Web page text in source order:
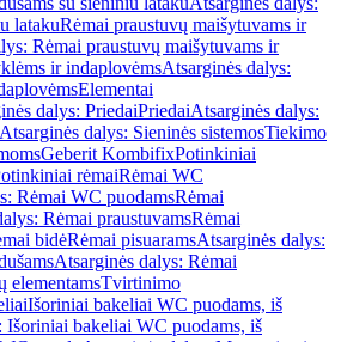
latakuRėmai praustuvų maišytuvams ir
Rėmai praustuvų maišytuvams ir
ir indaplovėmsAtsarginės dalys:
Elementai
dalys: PriedaiPriedaiAtsarginės dalys:
Atsarginės dalys: Sieninės sistemosTiekimo
Geberit KombifixPotinkiniai
rėmaiRėmai WC
Rėmai WC puodamsRėmai
Rėmai praustuvamsRėmai
bidėRėmai pisuaramsAtsarginės dalys:
Atsarginės dalys: Rėmai
elementamsTvirtinimo
Išoriniai bakeliai WC puodams, iš
Išoriniai bakeliai WC puodams, iš